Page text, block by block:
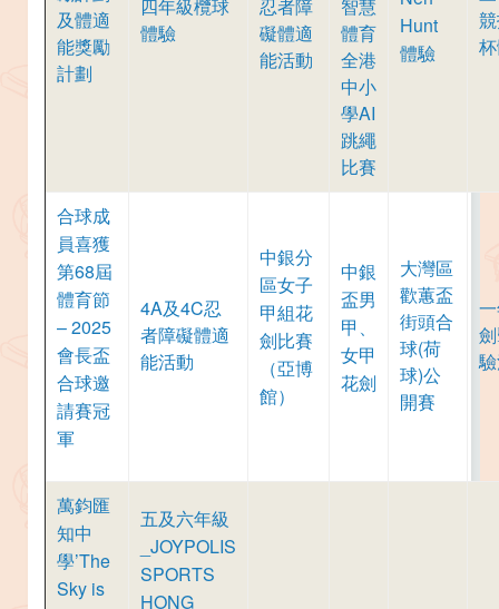
及體適
能獎勵
計劃
四年級欖球
體驗
忍者障
礙體適
能活動
智慧
體育
全港
中小
學AI
跳繩
比賽
Hunt
體驗
合球成
員喜獲
第68屆
體育節
– 2025
會長盃
合球邀
請賽冠
軍
4A及4C忍
者障礙體適
能活動
中銀分
區女子
甲組花
劍比賽
（亞博
館）
中銀
盃男
甲、
女甲
花劍
大灣區
歡蕙盃
街頭合
球(荷
球)公
開賽
萬鈞匯
知中
學’The
Sky is
五及六年級
_JOYPOLIS
SPORTS
HONG